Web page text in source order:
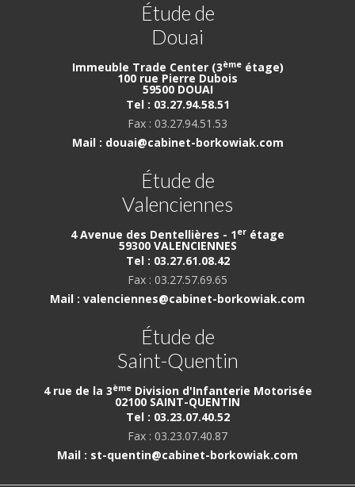
Étude de
Douai
Immeuble Trade Center (3èmeétage)
100 rue Pierre Dubois
59500 DOUAI
Tel : 03.27.94.58.51
Fax : 03.27.94.51.53
Mail : douai@cabinet-borkowiak.com
Étude de
Valenciennes
4 Avenue des Dentellières - 1er étage
59300 VALENCIENNES
Tel : 03.27.61.08.42
Fax : 03.27.57.69.65
Mail : valenciennes@cabinet-borkowiak.com
Étude de
Saint-Quentin
4 rue de la 3èmeDivision d'Infanterie Motorisée
02100 SAINT-QUENTIN
Tel : 03.23.07.40.52
Fax : 03.23.07.40.87
Mail : st-quentin@cabinet-borkowiak.com